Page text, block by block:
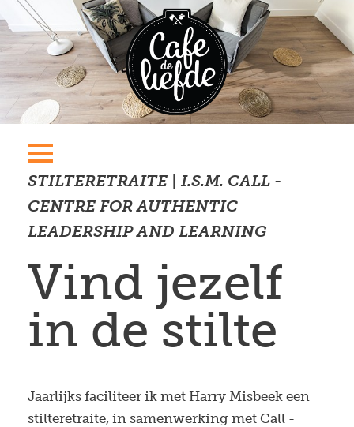
STILTERETRAITE | I.S.M. CALL -
CENTRE FOR AUTHENTIC
LEADERSHIP AND LEARNING
Vind jezelf
in de stilte
Jaarlijks faciliteer ik met Harry Misbeek een
stilteretraite, in samenwerking met Call -